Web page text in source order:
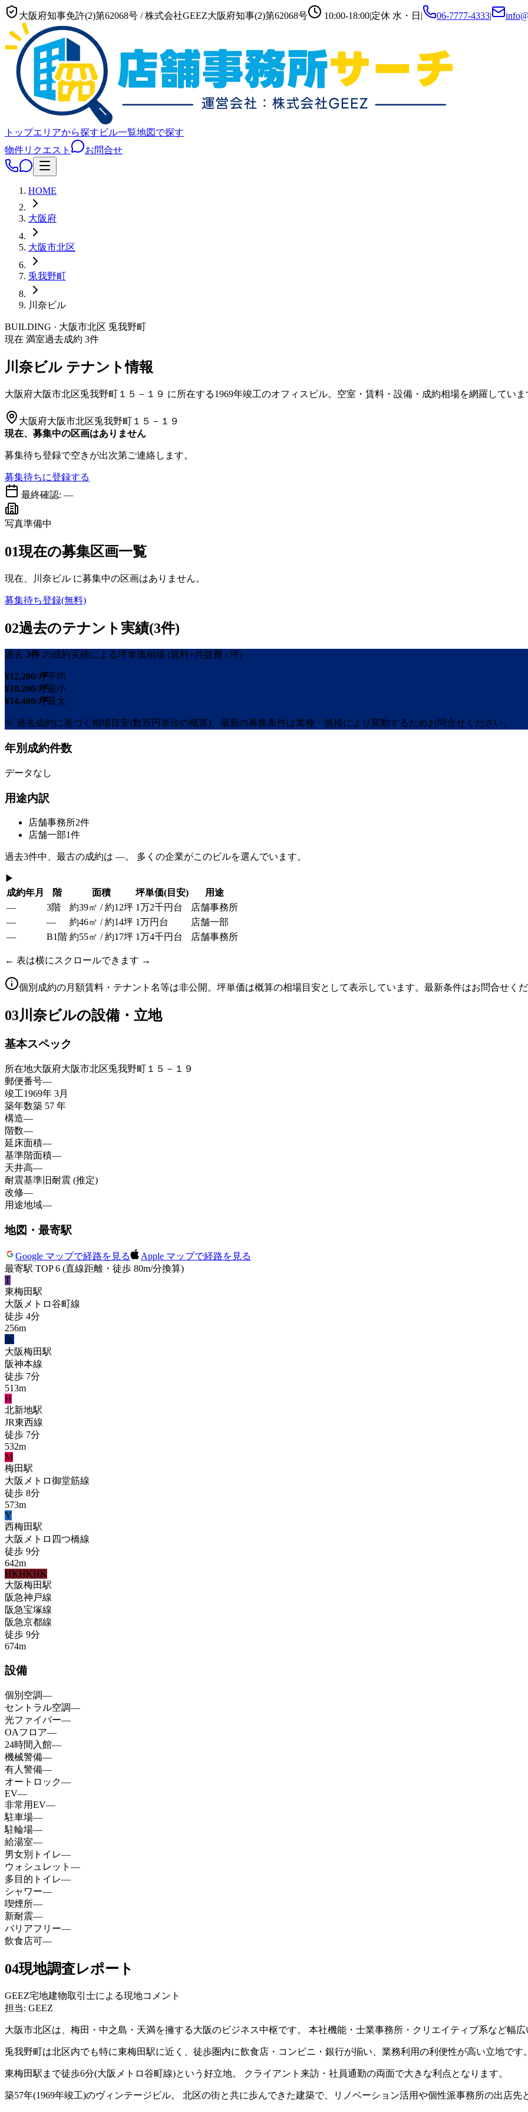
大阪府知事免許(2)第62068号 /株式会社GEEZ大阪府知事(2)第62068号 10:00-18:00|定休 水・日 | 06-7777-4333|
トップエリアから探す ビル一覧地図で探す
物件リクエスト
お問合せ
HOME
大阪府
大阪市北区
兎我野町
川奈ビル
BUILDING · 大阪市北区 兎我野町
現在 満室過去成約 3件
川奈ビル テナント情報
大阪府大阪市北区兎我野町１５－１９ に所在する1969年竣工のオフィスビル。空室・賃料・設備・成約相場を網羅していま
大阪府大阪市北区兎我野町１５－１９
現在、募集中の区画はありません
募集待ち登録で空きが出次第ご連絡します。
募集待ちに登録する
最終確認: —
写真準備中
01現在の募集区画一覧
現在、 川奈ビル に募集中の区画はありません。
募集待ち登録(無料)
02過去のテナント実績(3件)
過去 3件 の成約実績による坪単価相場 (賃料+共益費 / 坪)
¥12,200/坪平均
¥10,200/坪最小
¥14,400/坪最大
※ 過去成約に基づく相場目安(数百円単位の概算)。最新の募集条件は業種・規模により変動するためお問合せください。
年別成約件数
データなし
用途内訳
店舗事務所2件
店舗一部1件
過去3件中、最古の成約は —。 多くの企業がこのビルを選んでいます。
▶
成約年月
階 面積 坪単価(目安)
用途
—
3階 約39㎡ / 約12坪 1万2千円台
店舗事務所
—
— 約46㎡ / 約14坪 1万円台
店舗一部
—
B1階 約55㎡ / 約17坪 1万4千円台 店舗事務所
← 表は横にスクロールできます →
個別成約の月額賃料・テナント名等は非公開。坪単価は概算の相場目安として表示しています。最新条件はお問合せく
03川奈ビルの設備・立地
基本スペック
所在地大阪府大阪市北区兎我野町１５－１９
郵便番号—
竣工1969年 3月
築年数築 57 年
構造—
階数—
延床面積—
基準階面積—
天井高—
耐震基準 旧耐震 (推定)
改修—
用途地域—
地図・最寄駅
Google マップで経路を見る
Apple マップで経路を見る
最寄駅 TOP 6 (直線距離・徒歩 80m/分換算)
T
東梅田駅
大阪メトロ谷町線
徒歩 4分
256m
阪
大阪梅田駅
阪神本線
徒歩 7分
513m
H
北新地駅
JR東西線
徒歩 7分
532m
M
梅田駅
大阪メトロ御堂筋線
徒歩 8分
573m
Y
西梅田駅
大阪メトロ四つ橋線
徒歩 9分
642m
HKHKHK
大阪梅田駅
阪急神戸線
阪急宝塚線
阪急京都線
徒歩 9分
674m
設備
個別空調—
セントラル空調—
光ファイバー—
OAフロア—
24時間入館—
機械警備—
有人警備—
オートロック—
EV—
非常用EV—
駐車場—
駐輪場—
給湯室—
男女別トイレ—
ウォシュレット —
多目的トイレ—
シャワー—
喫煙所—
新耐震—
バリアフリー—
飲食店可—
04現地調査レポート
GEEZ宅地建物取引士による現地コメント
担当: GEEZ
大阪市北区は、梅田・中之島・天満を擁する大阪のビジネス中枢です。 本社機能・士業事務所・クリエイティブ系など幅
兎我野町は北区内でも特に東梅田駅に近く、徒歩圏内に飲食店・コンビニ・銀行が揃い、業務利用の利便性が高い立地です
東梅田駅まで徒歩6分(大阪メトロ谷町線)という好立地。 クライアント来訪・社員通勤の両面で大きな利点となります。
築57年(1969年竣工)のヴィンテージビル。 北区の街と共に歩んできた建築で、リノベーション活用や個性派事務所の出店先